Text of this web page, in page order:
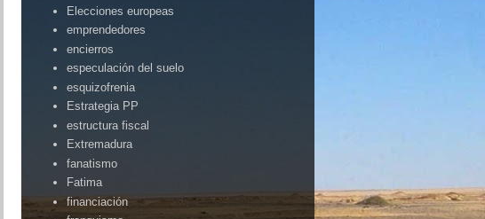
Elecciones europeas
emprendedores
encierros
especulación del suelo
esquizofrenia
Estrategia PP
estructura fiscal
Extremadura
fanatismo
Fatima
financiación